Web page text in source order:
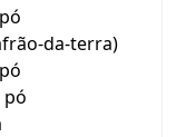
da-terra)
pó